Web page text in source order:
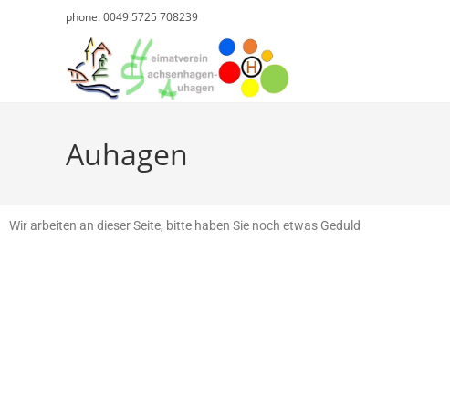
phone: 0049 5725 708239
Auhagen
Wir arbeiten an dieser Seite, bitte haben Sie noch etwas Geduld